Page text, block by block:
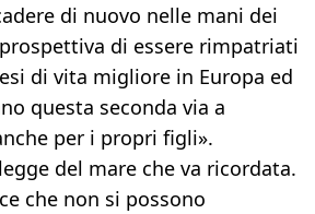
di nuovo nelle mani dei
di essere rimpatriati
di vita migliore in Europa ed
questa seconda via a
per i propri figli».
del mare che va ricordata.
che non si possono